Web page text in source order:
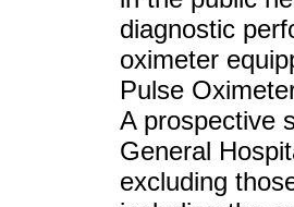
diagnostic
oximeter
Pulse
A prospective
General
excluding